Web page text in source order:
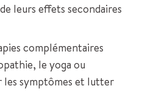
leurs effets secondaires
complémentaires
le yoga ou
les symptômes et lutter